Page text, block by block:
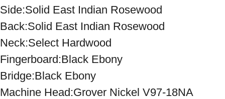
Side:Solid East Indian Rosewood
Back:Solid East Indian Rosewood
Neck:Select Hardwood
Fingerboard:Black Ebony
Bridge:Black Ebony
Machine Head:Grover Nickel V97-18NA